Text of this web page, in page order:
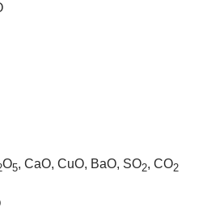
O5, CaO, CuO, BaO, SO2, CO2